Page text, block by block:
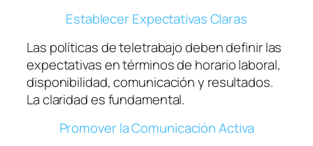
Establecer Expectativas Claras
Las políticas de teletrabajo deben definir las
expectativas en términos de horario laboral,
disponibilidad, comunicación y resultados.
La claridad es fundamental.
Promover la Comunicación Activa